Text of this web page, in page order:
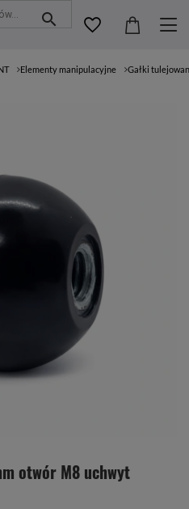
Elementy manipulacyjne Gałki
otwór M8 uchwyt